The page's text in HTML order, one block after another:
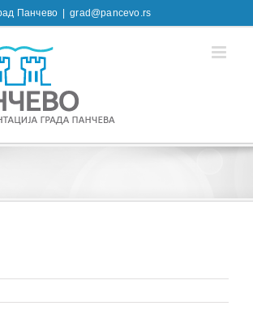
Панчево grad@pancevo.rs